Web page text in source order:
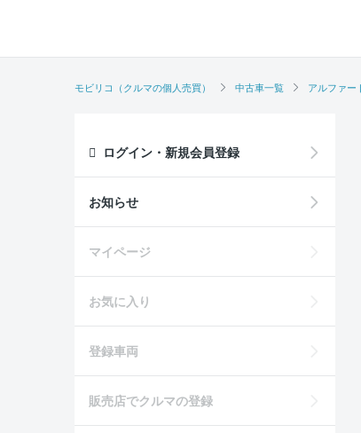
モビリコ（クルマの個人売買） 中古車一覧 アルファー
ログイン・新規会員登録
お知らせ
マイページ
お気に入り
登録車両
販売店でクルマの登録